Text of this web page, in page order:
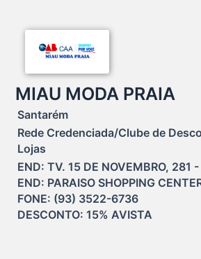
MIAU MODA PRAIA
Santarém
Rede Credenciada/Clube de
Lojas
END: TV. 15 DE NOVEMBRO, 281
END: PARAISO SHOPPING
FONE: (93) 3522-6736
DESCONTO: 15% AVISTA